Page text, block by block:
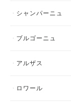
シャンパーニュ
ブルゴーニュ
アルザス
ロワール